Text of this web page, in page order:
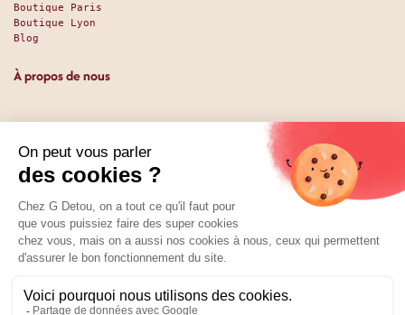
Boutique Paris
Boutique Lyon
Blog
À propos de nous
Depuis 1951, nous accueillons les gourmands et les gourmets
en leur promettant des produits de qualité au meilleur
prix. Que vous soyez des pros ou des particuliers, que vous
cherchiez du sucré ou du salé, nous avons sans doute ce
qu’il vous faut. Et même des choses que vous ne soupçonniez
pas. La boutique existe depuis 1951, la vente en ligne
depuis 2025.
01 89 70 34 50